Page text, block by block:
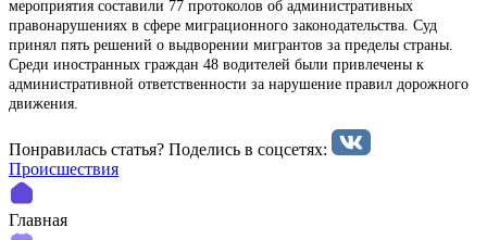
мероприятия составили 77 протоколов об административных
правонарушениях в сфере миграционного законодательства. Суд
принял пять решений о выдворении мигрантов за пределы страны.
Среди иностранных граждан 48 водителей были привлечены к
административной ответственности за нарушение правил дорожного
движения.
Понравилась статья? Поделиcь в соцсетях:
Происшествия
Главная